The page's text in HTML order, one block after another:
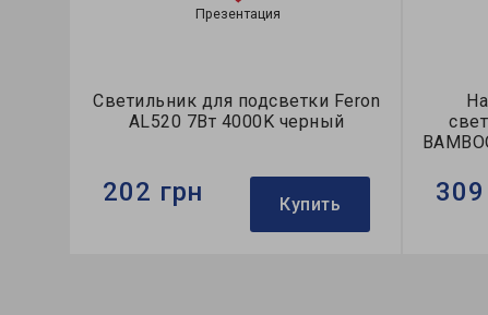
Презентация
Светильник для подсветки Feron
AL520 7Вт 4000K черный
202 грн Купить 309